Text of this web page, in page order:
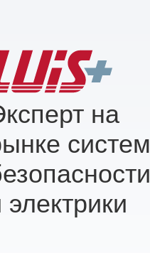
на
систем
электрики